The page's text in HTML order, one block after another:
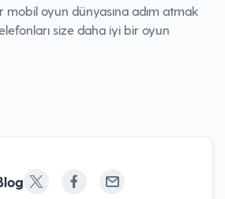
mobil oyun dünyasına adım atmak
size daha iyi bir oyun